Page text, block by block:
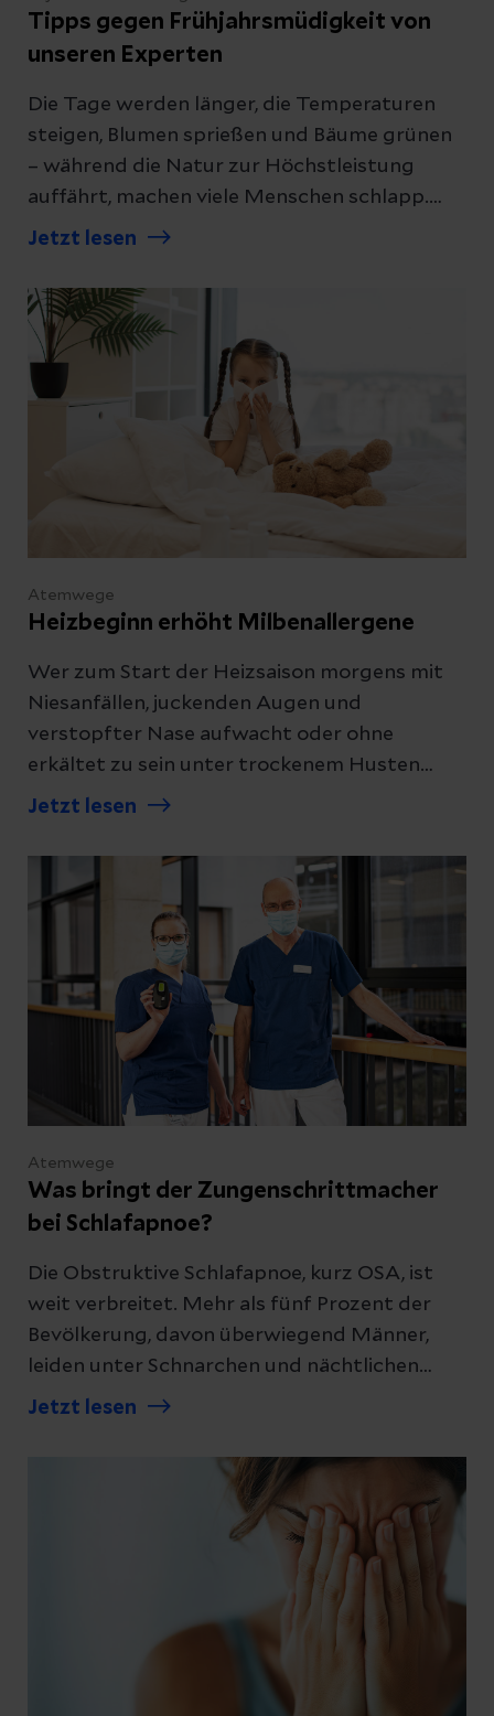
Tipps gegen Frühjahrsmüdigkeit von
unseren Experten
Die Tage werden länger, die Temperaturen
steigen, Blumen sprießen und Bäume grünen
– während die Natur zur Höchstleistung
auffährt, machen viele Menschen schlapp.
Wir erklären Ihnen, was müde Menschen
Jetzt lesen
Atemwege
Heizbeginn erhöht Milbenallergene
Wer zum Start der Heizsaison morgens mit
Niesanfällen, juckenden Augen und
verstopfter Nase aufwacht oder ohne
erkältet zu sein unter trockenem Husten
leidet, fragt sich schnell: Was steckt
Hausstaubmilben die Ursache.
Jetzt lesen
Atemwege
Was bringt der Zungenschrittmacher
bei Schlafapnoe?
Die Obstruktive Schlafapnoe, kurz OSA, ist
weit verbreitet. Mehr als fünf Prozent der
Bevölkerung, davon überwiegend Männer,
leiden unter Schnarchen und nächtlichen
Atemstillständen. Eine Therapiemöglichkeit
Jetzt lesen